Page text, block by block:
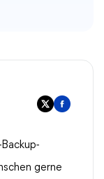
gerne